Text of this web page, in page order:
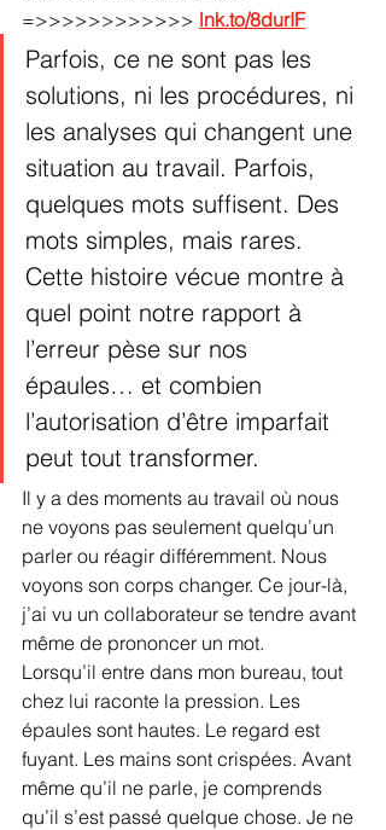
=>>>>>>>>>>>> lnk.to/8durIF
Parfois, ce ne sont pas les
solutions, ni les procédures, ni
les analyses qui changent une
situation au travail. Parfois,
quelques mots suffisent. Des
mots simples, mais rares.
Cette histoire vécue montre à
quel point notre rapport à
l’erreur pèse sur nos
épaules… et combien
l’autorisation d’être imparfait
peut tout transformer.
Il y a des moments au travail où nous
ne voyons pas seulement quelqu’un
parler ou réagir différemment. Nous
voyons son corps changer. Ce jour-là,
j’ai vu un collaborateur se tendre avant
même de prononcer un mot.
Lorsqu’il entre dans mon bureau, tout
chez lui raconte la pression. Les
épaules sont hautes. Le regard est
fuyant. Les mains sont crispées. Avant
même qu’il ne parle, je comprends
qu’il s’est passé quelque chose. Je ne